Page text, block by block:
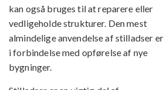
kan også bruges til at reparere eller
vedligeholde strukturer. Den mest
almindelige anvendelse af stilladser er
i forbindelse med opførelse af nye
bygninger.